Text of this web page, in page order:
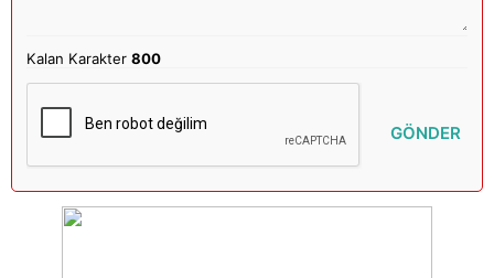
Kalan Karakter800
GÖNDER